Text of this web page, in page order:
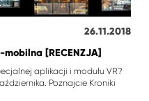
26.11.2018
[RECENZJA]
aplikacji i modułu VR?
Poznajcie Kroniki